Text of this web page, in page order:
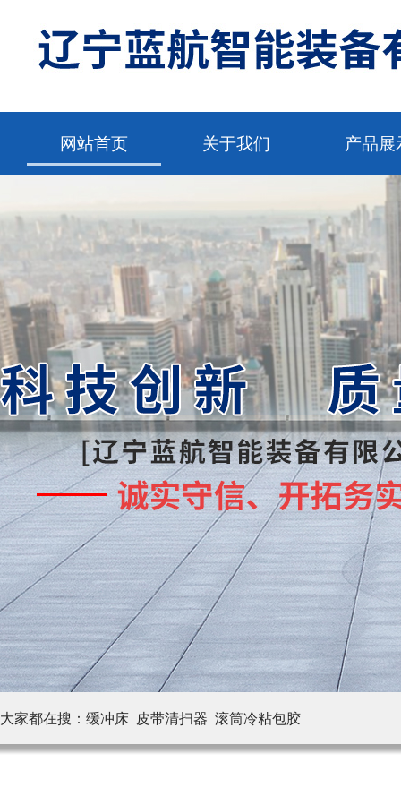
网站首页 关于我们 产品展
大家都在搜： 缓冲床 皮带清扫器 滚筒冷粘包胶